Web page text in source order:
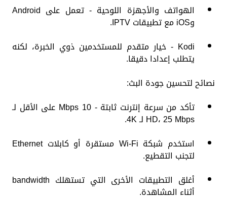
الهواتف والأجهزة اللوحية - تعمل على Android
وiOS مع تطبيقات IPTV.
Kodi - خيار متقدم للمستخدمين ذوي الخبرة، لكنه
يتطلب إعدادا دقيقا.
نصائح لتحسين جودة البث:
تأكد من سرعة إنترنت ثابتة - 10 Mbps على الأقل لـ
HD، 25 Mbps لـ 4K.
استخدم شبكة Wi-Fi مستقرة أو كابلات Ethernet
لتجنب التقطيع.
أغلق التطبيقات الأخرى التي تستهلك bandwidth
أثناء المشاهدة.